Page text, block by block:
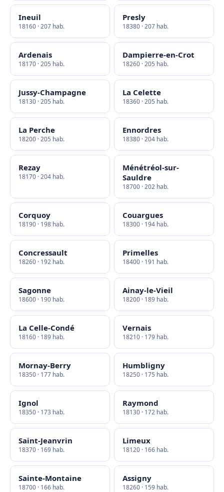
Ineuil
18160 · 207 hab.
Presly
18380 · 207 hab.
Ardenais
18170 · 205 hab.
Dampierre-en-Crot
18260 · 205 hab.
Jussy-Champagne
18130 · 205 hab.
La Celette
18360 · 205 hab.
La Perche
18200 · 205 hab.
Ennordres
18380 · 204 hab.
Rezay
18170 · 204 hab.
Ménétréol-sur-
Sauldre
18700 · 202 hab.
Corquoy
18190 · 198 hab.
Couargues
18300 · 194 hab.
Concressault
18260 · 192 hab.
Primelles
18400 · 191 hab.
Sagonne
18600 · 190 hab.
Ainay-le-Vieil
18200 · 189 hab.
La Celle-Condé
18160 · 189 hab.
Vernais
18210 · 179 hab.
Mornay-Berry
18350 · 177 hab.
Humbligny
18250 · 175 hab.
Ignol
18350 · 173 hab.
Raymond
18130 · 172 hab.
Saint-Jeanvrin
18370 · 169 hab.
Limeux
18120 · 166 hab.
Sainte-Montaine
18700 · 166 hab.
Assigny
18260 · 159 hab.